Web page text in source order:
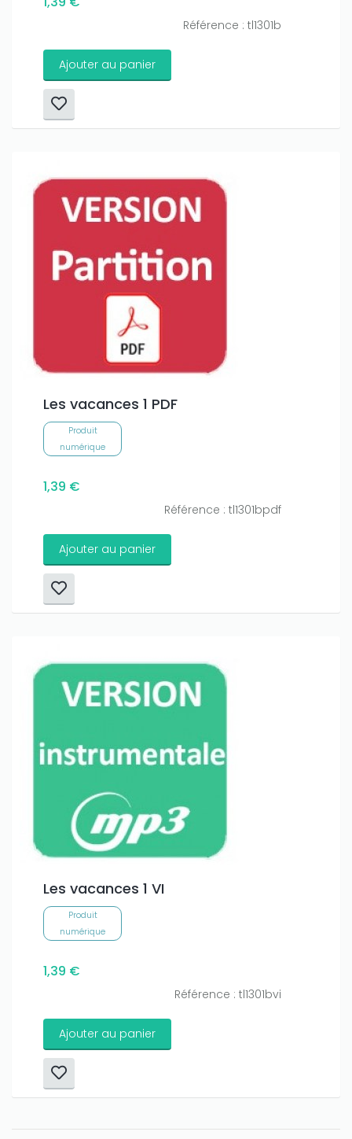
Référence : tl1301b
Ajouter au panier
Les vacances 1 PDF
Produit
numérique
1,39 €
Référence : tl1301bpdf
Ajouter au panier
Les vacances 1 VI
Produit
numérique
1,39 €
Référence : tl1301bvi
Ajouter au panier
Joo casino
amount on your credits!